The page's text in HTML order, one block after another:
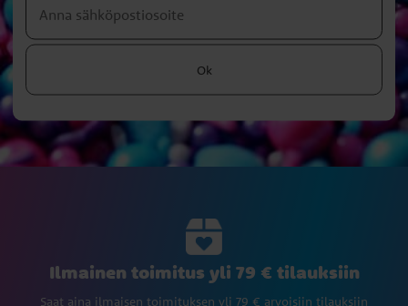
Ok
Ilmainen toimitus yli 79 € tilauksiin
Saat aina ilmaisen toimituksen yli 79 € arvoisiin tilauksiin